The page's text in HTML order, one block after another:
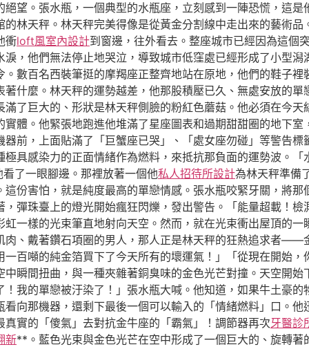
望。張水瓶，一個典型的水瓶座，立刻感到一陣恐慌，這
林天秤。林天秤完美得像是從黃金分割線中走出來的藝術
衝loft風室內設計到窗邊，往外看去。整座城市已經因為這個
，他們無法停止地哭泣，導致城市低窪處已經形成了小型
數百名西裝筆挺的摩羯座正整齊地站在原地，他們的鞋子
什麼。林天秤的運勢越差，他那股積壓已久、無處安放的
了巨大的、形狀是林天秤側臉的粉紅色蘑菇。他必須在今天
體。他緊張地跑進他堆滿了星座圖表和過期甜甜圈的地下室
器前，上面貼滿了「巨蟹座已哭」、「處女座勿碰」等警告
具感染力的正面情緒作為燃料，來抵抗那負面的運勢波。
了一眼腳邊。那裡放著一個他私人招待所設計為林天秤準備
份害怕，就是純度最高的單戀情感。張水瓶咬緊牙關，將
彈珠臺上的燈光開始瘋狂閃爍，發出警告。「能量超載！檢
一樣的光束筆直地射向天空。然而，就在光束衝出屋頂的
肉、戴著鑽石項圈的男人，那人正是林天秤的狂熱追求者——
百噸的純金箔買下了今天所有的壞運氣！」「從現在開始，
瞬間扭曲，與一種夾雜著銅臭味的金色光芒對撞。天空開
我的單戀被汙染了！」張水瓶大喊。他知道，如果牛土豪
向那機器，還剩下最後一個可以輸入的「情緒燃料」口。
實的「傻氣」去對抗金牛座的「霸氣」！調節器再次牙醫診
新**。藍色光束與金色光芒在空中形成了一個巨大的、旋轉著